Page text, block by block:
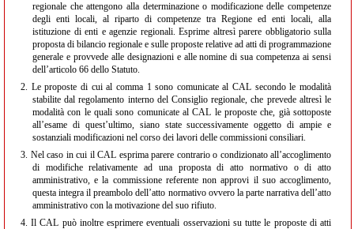
regionale che attengono alla determinazione o modificazione delle competenze
degli enti locali, al riparto di competenze tra Regione ed enti locali, alla
istituzione di enti e agenzie regionali. Esprime altresì parere obbligatorio sulla
proposta di bilancio regionale e sulle proposte relative ad atti di programmazione
generale e provvede alle designazioni e alle nomine di sua competenza ai sensi
dell’articolo 66 dello Statuto.
2. Le proposte di cui al comma 1 sono comunicate al CAL secondo le modalità
stabilite dal regolamento interno del Consiglio regionale, che prevede altresì le
modalità con le quali sono comunicate al CAL le proposte che, già sottoposte
all’esame di quest’ultimo, siano state successivamente oggetto di ampie e
sostanziali modificazioni nel corso dei lavori delle commissioni consiliari.
3. Nel caso in cui il CAL esprima parere contrario o condizionato all’accoglimento
di modifiche relativamente ad una proposta di atto normativo o di atto
amministrativo, e la commissione referente non approvi il suo accoglimento,
questa integra il preambolo dell’atto normativo ovvero la parte narrativa dell’atto
amministrativo con la motivazione del suo rifiuto.
4.Il CAL può inoltre esprimere eventuali osservazioni su tutte le proposte di atti